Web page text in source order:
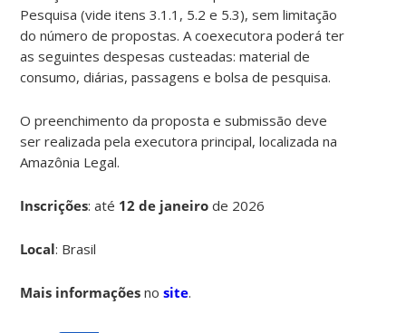
Pesquisa (vide itens 3.1.1, 5.2 e 5.3), sem limitação
do número de propostas. A coexecutora poderá ter
as seguintes despesas custeadas: material de
consumo, diárias, passagens e bolsa de pesquisa.
O preenchimento da proposta e submissão deve
ser realizada pela executora principal, localizada na
Amazônia Legal.
Inscrições: até 12 de janeirode 2026
Local: Brasil
Mais informações nosite.